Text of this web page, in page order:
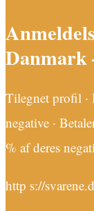
Danmark
Tilegnet profil ·
negative ·
% af deres
http s://